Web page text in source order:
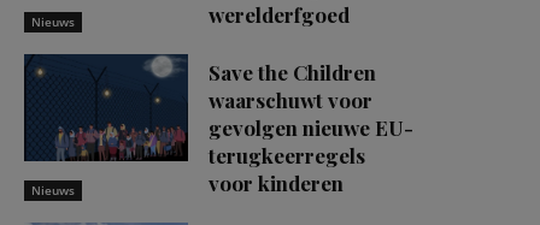
Nieuws
werelderfgoed
Nieuws
Save the Children
waarschuwt voor
gevolgen nieuwe EU-
terugkeerregels
voor kinderen